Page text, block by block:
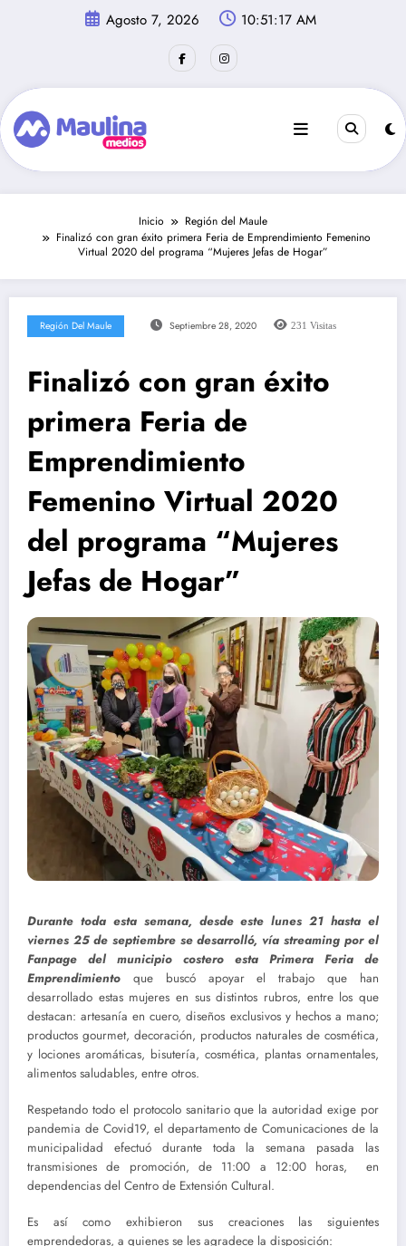
Agosto 7, 2026 10:51:18 AM
Inicio
Región del Maule
Finalizó con gran éxito primera Feria de Emprendimiento Femenino
Virtual 2020 del programa “Mujeres Jefas de Hogar”
Región Del Maule Septiembre 28, 2020 231 Visitas
Finalizó con gran éxito
primera Feria de
Emprendimiento
Femenino Virtual 2020
del programa “Mujeres
Jefas de Hogar”
Durante toda esta semana, desde este lunes 21 hasta el
viernes 25 de septiembre se desarrolló, vía streaming por el
Fanpage del municipio costero esta Primera Feria de
Emprendimiento que buscó apoyar el trabajo que han
desarrollado estas mujeres en sus distintos rubros, entre los que
destacan: artesanía en cuero, diseños exclusivos y hechos a mano;
productos gourmet, decoración, productos naturales de cosmética,
y lociones aromáticas, bisutería, cosmética, plantas ornamentales,
alimentos saludables, entre otros.
Respetando todo el protocolo sanitario que la autoridad exige por
pandemia de Covid19, el departamento de Comunicaciones de la
municipalidad efectuó durante toda la semana pasada las
transmisiones de promoción, de 11:00 a 12:00 horas, en
dependencias del Centro de Extensión Cultural.
Es así como exhibieron sus creaciones las siguientes
emprendedoras, a quienes se les agradece la disposición: